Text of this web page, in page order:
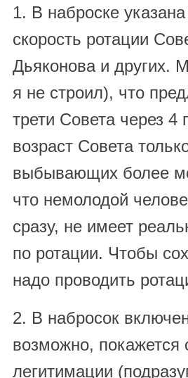
1. В наброске
скорость ротации
Дьяконова и других.
я не строил), что
трети Совета через 4
возраст Совета
выбывающих более
что немолодой
сразу, не имеет
по ротации. Чтобы
надо проводить
2. В набросок
возможно,
легитимации